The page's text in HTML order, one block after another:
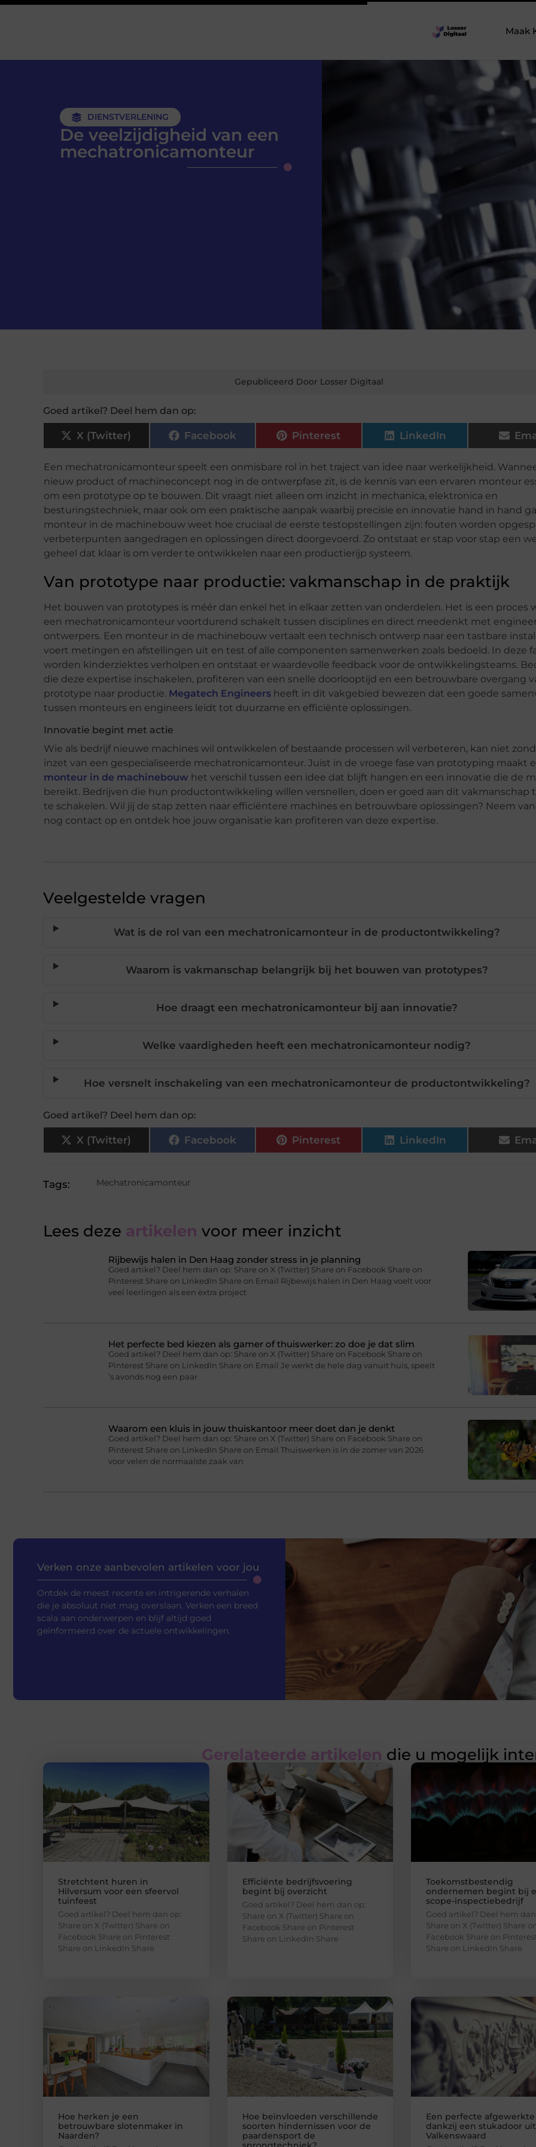
Maak
DIENSTVERLENING
De veelzijdigheid van een
mechatronicamonteur
Gepubliceerd Door Losser Digitaal
Goed artikel? Deel hem dan op:
X (Twitter) Facebook Pinterest LinkedIn
Een mechatronicamonteur speelt een onmisbare rol in het traject van idee naar werkelijkheid.
nieuw product of machineconcept nog in de ontwerpfase zit, is de kennis van een ervaren monteur
om een prototype op te bouwen. Dit vraagt niet alleen om inzicht in mechanica, elektronica en
besturingstechniek, maar ook om een praktische aanpak waarbij precisie en innovatie hand in hand
monteur in de machinebouw weet hoe cruciaal de eerste testopstellingen zijn: fouten worden
verbeterpunten aangedragen en oplossingen direct doorgevoerd. Zo ontstaat er stap voor stap een
geheel dat klaar is om verder te ontwikkelen naar een productierijp systeem.
Van prototype naar productie: vakmanschap in de praktijk
Het bouwen van prototypes is méér dan enkel het in elkaar zetten van onderdelen. Het is een proces
een mechatronicamonteur voortdurend schakelt tussen disciplines en direct meedenkt met
ontwerpers. Een monteur in de machinebouw vertaalt een technisch ontwerp naar een tastbare
voert metingen en afstellingen uit en test of alle componenten samenwerken zoals bedoeld. In deze
worden kinderziektes verholpen en ontstaat er waardevolle feedback voor de ontwikkelingsteams.
die deze expertise inschakelen, profiteren van een snelle doorlooptijd en een betrouwbare overgang
prototype naar productie. Megatech Engineers heeft in dit vakgebied bewezen dat een goede
tussen monteurs en engineers leidt tot duurzame en efficiënte oplossingen.
Innovatie begint met actie
Wie als bedrijf nieuwe machines wil ontwikkelen of bestaande processen wil verbeteren, kan niet
inzet van een gespecialiseerde mechatronicamonteur. Juist in de vroege fase van prototyping maakt
monteur in de machinebouw het verschil tussen een idee dat blijft hangen en een innovatie die de
bereikt. Bedrijven die hun productontwikkeling willen versnellen, doen er goed aan dit vakmanschap
te schakelen. Wil jij de stap zetten naar efficiëntere machines en betrouwbare oplossingen? Neem
nog contact op en ontdek hoe jouw organisatie kan profiteren van deze expertise.
Veelgestelde vragen
Wat is de rol van een mechatronicamonteur in de productontwikkeling?
Waarom is vakmanschap belangrijk bij het bouwen van prototypes?
Hoe draagt een mechatronicamonteur bij aan innovatie?
Welke vaardigheden heeft een mechatronicamonteur nodig?
Hoe versnelt inschakeling van een mechatronicamonteur de productontwikkeling?
Goed artikel? Deel hem dan op:
X (Twitter) Facebook Pinterest LinkedIn
Tags: Mechatronicamonteur
Lees deze artikelen voor meer inzicht
Rijbewijs halen in Den Haag zonder stress in je planning
Goed artikel? Deel hem dan op: Share on X (Twitter) Share on Facebook Share on
Pinterest Share on LinkedIn Share on Email Rijbewijs halen in Den Haag voelt voor
veel leerlingen als een extra project
Het perfecte bed kiezen als gamer of thuiswerker: zo doe je dat slim
Goed artikel? Deel hem dan op: Share on X (Twitter) Share on Facebook Share on
Pinterest Share on LinkedIn Share on Email Je werkt de hele dag vanuit huis, speelt
’s avonds nog een paar
Waarom een kluis in jouw thuiskantoor meer doet dan je denkt
Goed artikel? Deel hem dan op: Share on X (Twitter) Share on Facebook Share on
Pinterest Share on LinkedIn Share on Email Thuiswerken is in de zomer van 2026
voor velen de normaalste zaak van
Verken onze aanbevolen artikelen voor jou
Ontdek de meest recente en intrigerende verhalen
die je absoluut niet mag overslaan. Verken een breed
scala aan onderwerpen en blijf altijd goed
geïnformeerd over de actuele ontwikkelingen.
Gerelateerde artikelen die u mogelijk
Stretchtent huren in
Hilversum voor een sfeervol
tuinfeest
Goed artikel? Deel hem dan op:
Share on X (Twitter) Share on
Facebook Share on Pinterest
Share on LinkedIn Share
Efficiënte bedrijfsvoering
begint bij overzicht
Goed artikel? Deel hem dan op:
Share on X (Twitter) Share on
Facebook Share on Pinterest
Share on LinkedIn Share
Toekomstbestendig
ondernemen begint bij
scope-inspectiebedrijf
Goed artikel? Deel hem
Share on X (Twitter) Share
Facebook Share on
Share on LinkedIn Share
Hoe herken je een
betrouwbare slotenmaker in
Naarden?
Hoe beïnvloeden verschillende
soorten hindernissen voor de
paardensport de
Een perfecte
dankzij een stukadoor
Valkenswaard